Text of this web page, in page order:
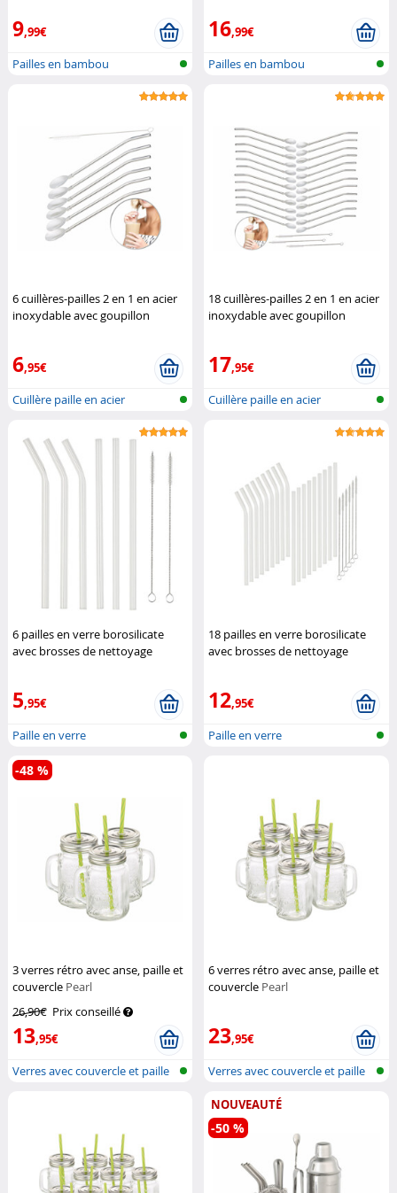
9,99€
Pailles en bambou
16,99€
Pailles en bambou
6 cuillères-pailles 2 en 1 en acier
inoxydable avec goupillon
6,95€
Cuillère paille en acier
18 cuillères-pailles 2 en 1 en acier
inoxydable avec goupillon
17,95€
Cuillère paille en acier
6 pailles en verre borosilicate
avec brosses de nettoyage
5,95€
Paille en verre
18 pailles en verre borosilicate
avec brosses de nettoyage
12,95€
Paille en verre
3 verres rétro avec anse, paille et
couvercle Pearl
26,90€ Prix conseillé
13,95€
-48 %
Verres avec couvercle et paille
6 verres rétro avec anse, paille et
couvercle Pearl
23,95€
Verres avec couvercle et paille
NOUVEAUTÉ
-50 %